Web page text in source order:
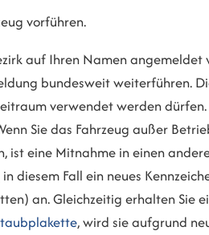
vorführen.
auf Ihren Namen angemeldet
bundesweit weiterführen.
verwendet werden dürfen.
Sie das Fahrzeug außer
ist eine Mitnahme in einen
diesem Fall ein neues
ten) an. Gleichzeitig erhalten Sie
, wird sie aufgrund